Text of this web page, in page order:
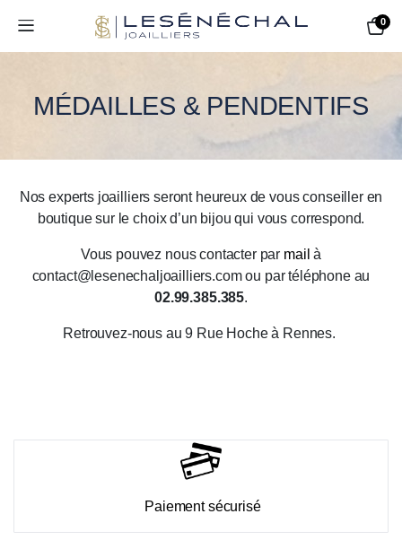
0
MÉDAILLES & PENDENTIFS
Nos experts joailliers seront heureux de vous conseiller en
boutique sur le choix d’un bijou qui vous correspond.
Vous pouvez nous contacter par mail à
contact@lesenechaljoailliers.com ou par téléphone au
02.99.385.385.
Retrouvez-nous au 9 Rue Hoche à Rennes.
Paiement sécurisé